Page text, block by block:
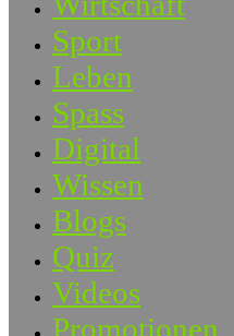
Sport
Leben
Spass
Digital
Wissen
Blogs
Quiz
Videos
Promotionen